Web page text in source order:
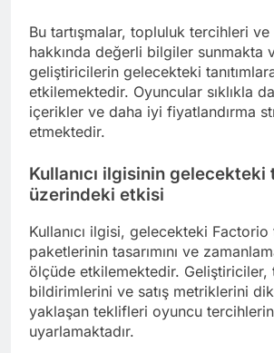
Bu tartışmalar, topluluk tercihleri
hakkında değerli bilgiler sunmakta
geliştiricilerin gelecekteki tanıtımlara
etkilemektedir. Oyuncular sıklıkla
içerikler ve daha iyi fiyatlandırma
etmektedir.
Kullanıcı ilgisinin gelecekteki
üzerindeki etkisi
Kullanıcı ilgisi, gelecekteki Factorio
paketlerinin tasarımını ve
ölçüde etkilemektedir. Geliştiriciler,
bildirimlerini ve satış metriklerini
yaklaşan teklifleri oyuncu
uyarlamaktadır.